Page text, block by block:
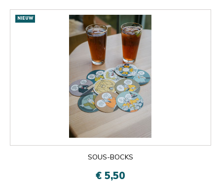
NIEUW
SOUS-BOCKS
€ 5,50